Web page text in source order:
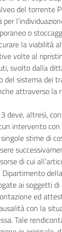
del torrente
o
la viabilità
volte al
svolto dalla
del sistema dei
attraverso la
deve, altresì,
intervento
stime di
di cui
ai soggetti
ed
con la
Tale